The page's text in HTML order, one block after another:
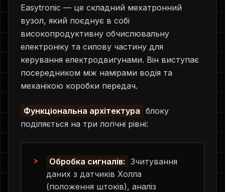
Easytronic — це складний мехатронний
вузол, який поєднує в собі
високопродуктивну обчислювальну
електроніку та силову частину для
керування електродвигунами. Він виступає
посередником між намірами водія та
механікою коробки передач.
Функціональна архітектура блоку
поділяється на три логічні рівні:
Обробка сигналів: Зчитування
даних з датчиків Холла
(положення штоків), аналіз